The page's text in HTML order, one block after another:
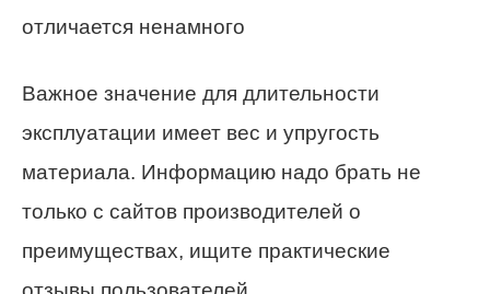
отличается ненамного
Важное значение для длительности
эксплуатации имеет вес и упругость
материала. Информацию надо брать не
только с сайтов производителей о
преимуществах, ищите практические